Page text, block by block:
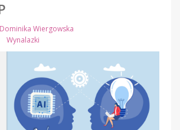
Dominika Wiergowska
Wynalazki